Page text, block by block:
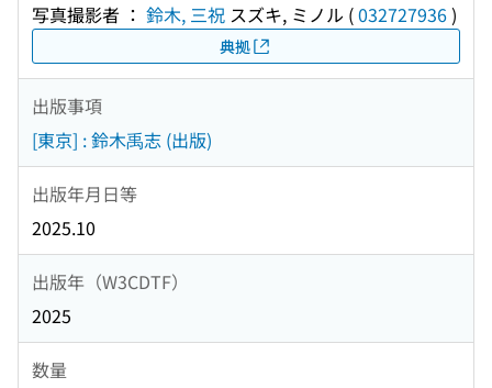
写真撮影者 ： 鈴木, 三祝 スズキ, ミノル (032727936)
典拠
出版事項
[東京] : 鈴木禹志 (出版)
出版年月日等
2025.10
出版年（W3CDTF）
2025
数量